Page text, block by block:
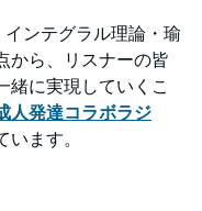
インテグラル理論・瑜
から、リスナーの皆
緒に実現していくこ
人発達コラボラジ
います。